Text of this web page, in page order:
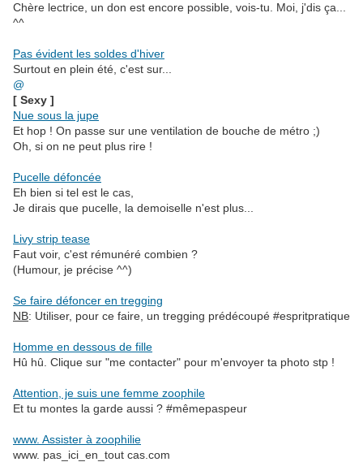
Chère lectrice, un don est encore possible, vois-tu. Moi, j'dis ça...
^^
Pas évident les soldes d'hiver
Surtout en plein été, c'est sur...
@
[ Sexy ]
Nue sous la jupe
Et hop ! On passe sur une ventilation de bouche de métro ;)
Oh, si on ne peut plus rire !
Pucelle défoncée
Eh bien si tel est le cas,
Je dirais que pucelle, la demoiselle n'est plus...
Livy strip tease
Faut voir, c'est rémunéré combien ?
(Humour, je précise ^^)
Se faire défoncer en tregging
NB: Utiliser, pour ce faire, un tregging prédécoupé #espritpratique
Homme en dessous de fille
Hû hû. Clique sur "me contacter" pour m'envoyer ta photo stp !
Attention, je suis une femme zoophile
Et tu montes la garde aussi ? #mêmepaspeur
www. Assister à zoophilie
www. pas_ici_en_tout cas.com